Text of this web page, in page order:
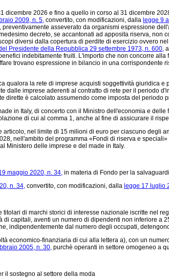
2026 e fino a quello in corso al 31 dicembre
2009, n. 5, convertito, con modificazioni, dalla legge 9
asseverato da organismi espressione
decreto, se accantonati ad apposita riserva,
diversi dalla copertura di perdite di esercizio ovvero
Presidente della Repubblica 29 settembre 1973, n. 600,
indebitamente fruiti. L'importo che non concorre
trovano espressione in bilancio in una
la rete di imprese acquisti soggettività giuridica
dalle imprese aderenti al contratto di rete per il periodo
dirette è calcolato assumendo come imposta del
in Italy, di concerto con il Ministro dell'economia e
di cui al comma 1, anche al fine di assicurare il
nel limite di 15 milioni di euro per ciascuno degli
nell'ambito del programma «Fondi di riserva e
Ministero delle imprese e del made in Italy.
maggio 2020, n. 34, in materia di Fondo per la
n. 34, convertito, con modificazioni, dalla legge 17 luglio
di marchi storici di interesse nazionale iscritte nel
capitali, aventi un numero di dipendenti non inferiore
indipendentemente dal numero degli occupati,
economico-finanziaria di cui alla lettera a), con un
2005, n. 30, purchè operanti in settore omogeneo a
il sostegno al settore della moda